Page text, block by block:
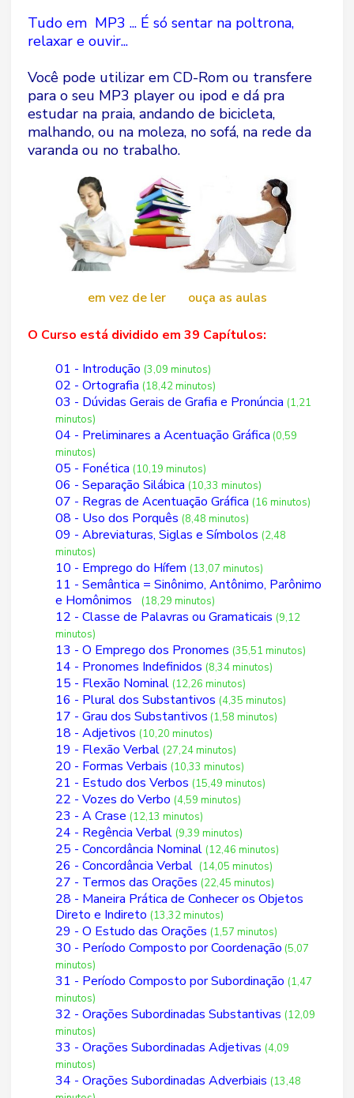
Tudo em MP3 ... É só sentar na poltrona,
relaxar e ouvir...
Você pode utilizar em CD-Rom ou transfere
para o seu MP3 player ou ipod e dá pra
estudar na praia, andando de bicicleta,
malhando, ou na moleza, no sofá, na rede da
varanda ou no trabalho.
em vez de ler ouça as aulas
O Curso está dividido em 39 Capítulos:
01 - Introdução (3,09 minutos)
02 - Ortografia (18,42 minutos)
03 - Dúvidas Gerais de Grafia e Pronúncia (1,21
minutos)
04 - Preliminares a Acentuação Gráfica (0,59
minutos)
05 - Fonética (10,19 minutos)
06 - Separação Silábica (10,33 minutos)
07 - Regras de Acentuação Gráfica (16 minutos)
08 - Uso dos Porquês (8,48 minutos)
09 - Abreviaturas, Siglas e Símbolos (2,48
minutos)
10 - Emprego do Hífem (13,07 minutos)
11 - Semântica = Sinônimo, Antônimo, Parônimo
e Homônimos
(18,29 minutos)
12 - Classe de Palavras ou Gramaticais (9,12
minutos)
13 - O Emprego dos Pronomes (35,51 minutos)
14 - Pronomes Indefinidos (8,34 minutos)
15 - Flexão Nominal (12,26 minutos)
16 - Plural dos Substantivos (4,35 minutos)
17 - Grau dos Substantivos (1,58 minutos)
18 - Adjetivos (10,20 minutos)
19 - Flexão Verbal (27,24 minutos)
20 - Formas Verbais (10,33 minutos)
21 - Estudo dos Verbos (15,49 minutos)
22 - Vozes do Verbo (4,59 minutos)
23 - A Crase (12,13 minutos)
24 - Regência Verbal (9,39 minutos)
25 - Concordância Nominal (12,46 minutos)
26 - Concordância Verbal (14,05 minutos)
27 - Termos das Orações (22,45 minutos)
28 - Maneira Prática de Conhecer os Objetos
Direto e Indireto (13,32 minutos)
29 - O Estudo das Orações (1,57 minutos)
30 - Período Composto por Coordenação (5,07
minutos)
31 - Período Composto por Subordinação (1,47
minutos)
32 - Orações Subordinadas Substantivas (12,09
minutos)
33 - Orações Subordinadas Adjetivas (4,09
minutos)
34 - Orações Subordinadas Adverbiais (13,48